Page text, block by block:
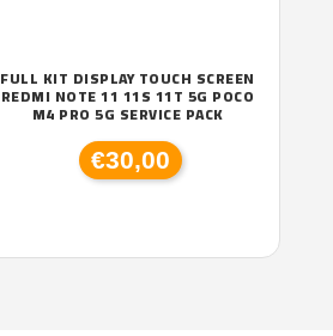
FULL KIT DISPLAY TOUCH SCREEN
REDMI NOTE 11 11S 11T 5G POCO
M4 PRO 5G SERVICE PACK
€30,00